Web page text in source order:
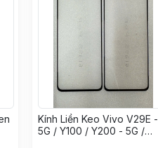
Kính Liền Keo Vivo V29E -
5G / Y100 / Y200 - 5G /